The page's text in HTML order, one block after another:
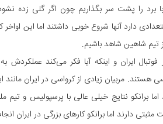
را پشت سر بگذاریم چون اگر گلی زده
دارد آنها شروع خوبی داشتند اما این
تیم شاهین شاهد باشیم.
ایران و اینکه آیا فکر می‌کند عملکردش به
هستند. مربیان زیادی از کرواسی در ایران مانند
اما برانکو نتایج خیلی عالی با پرسپولیس و
دارند اما برانکو کارهای بزرگی در ایران